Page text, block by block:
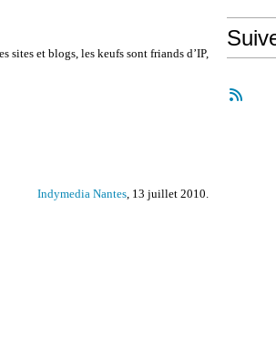
sites et blogs, les keufs sont friands d’IP,
Indymedia Nantes, 13 juillet 2010.